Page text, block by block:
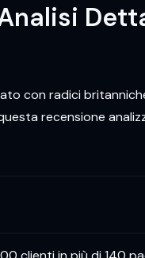
con radici
recensione